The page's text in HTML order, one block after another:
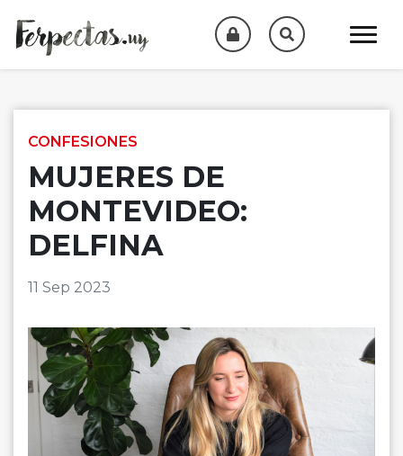
CONFESIONES
MUJERES DE
MONTEVIDEO:
DELFINA
11 Sep 2023